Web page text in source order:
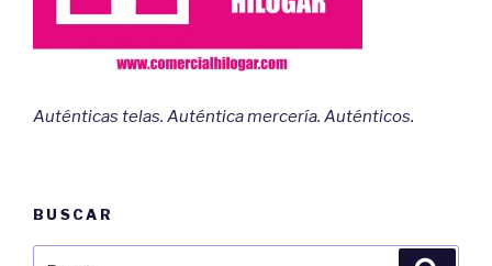
Auténticas telas. Auténtica mercería. Auténticos.
BUSCAR